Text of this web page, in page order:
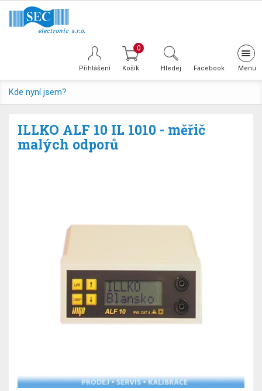
Přihlášení
0
Hledej Facebook
Kde nyní jsem?
ILLKO ALF 10 IL 1010 - měřič
malých odporů